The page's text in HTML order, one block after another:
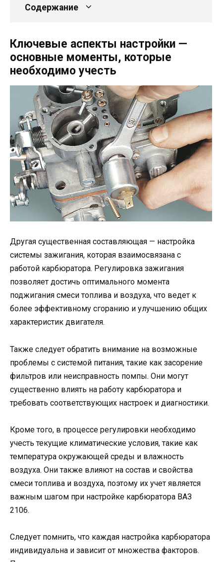
Содержание
Ключевые аспекты настройки —
основные моменты, которые
необходимо учесть
Другая существенная составляющая — настройка
системы зажигания, которая взаимосвязана с
работой карбюратора. Регулировка зажигания
позволяет достичь оптимального момента
поджигания смеси топлива и воздуха, что ведет к
более эффективному сгоранию и улучшению общих
характеристик двигателя.
Также следует обратить внимание на возможные
проблемы с системой питания, такие как засорение
фильтров или неисправность помпы. Они могут
существенно влиять на работу карбюратора и
требовать соответствующих настроек и диагностики.
Кроме того, в процессе регулировки необходимо
учесть текущие климатические условия, такие как
температура окружающей среды и влажность
воздуха. Они также влияют на состав и свойства
смеси топлива и воздуха, поэтому их учет является
важным шагом при настройке карбюратора ВАЗ
2106.
Следует помнить, что каждая настройка карбюратора
индивидуальна и зависит от множества факторов.